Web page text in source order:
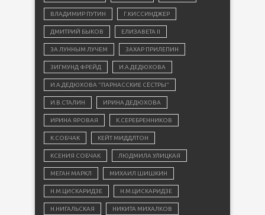
ВЛАДИМИР ПУТИН Г.КИССИНДЖЕР
ДМИТРИЙ БЫКОВ ЕЛИЗАВЕТА II
ЗА ЛУННЫМ ЛУЧЕМ ЗАХАР ПРИЛЕПИН
ЗИГМУНД ФРЕЙД И.А.ДЕДЮХОВА
И.А.ДЕДЮХОВА "ПАРНАССКИЕ СЁСТРЫ"
И.В.СТАЛИН ИРИНА ДЕДЮХОВА
ИРИНА ЯРОВАЯ К.СЕРЕБРЕННИКОВ
К.СОБЧАК КЕЙТ МИДДЛТОН
КСЕНИЯ СОБЧАК ЛЮДМИЛА УЛИЦКАЯ
МЕГАН МАРКЛ МИХАИЛ ШИШКИН
Н.М.ЦИСКАРИДЗЕ Н.М.ЦИСКАРИДЗЕ
Н.НИГАЛЬСКАЯ НИКИТА МИХАЛКОВ